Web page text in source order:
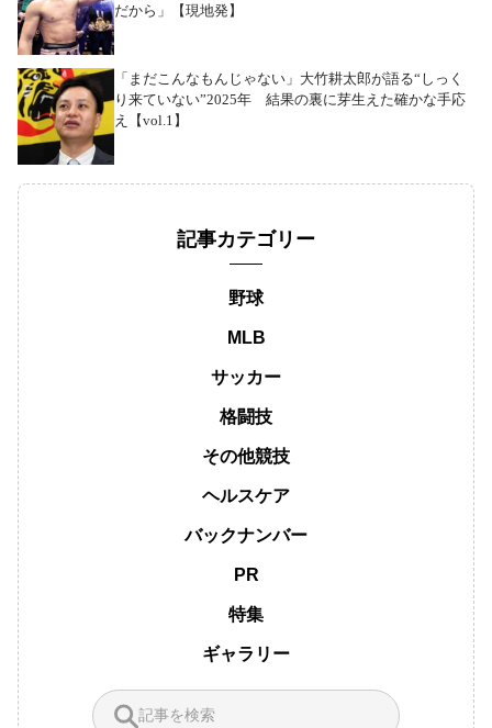
だから」【現地発】
「まだこんなもんじゃない」大竹耕太郎が語る“しっく
り来ていない”2025年 結果の裏に芽生えた確かな手応
え【vol.1】
記事カテゴリー
野球
MLB
サッカー
格闘技
その他競技
ヘルスケア
バックナンバー
PR
特集
ギャラリー